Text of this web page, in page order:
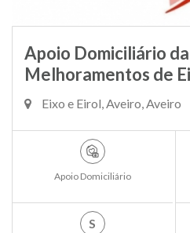
Apoio Domiciliário
Melhoramentos de
Eixo e Eirol, Aveiro, Aveiro
Apoio Domiciliário
S